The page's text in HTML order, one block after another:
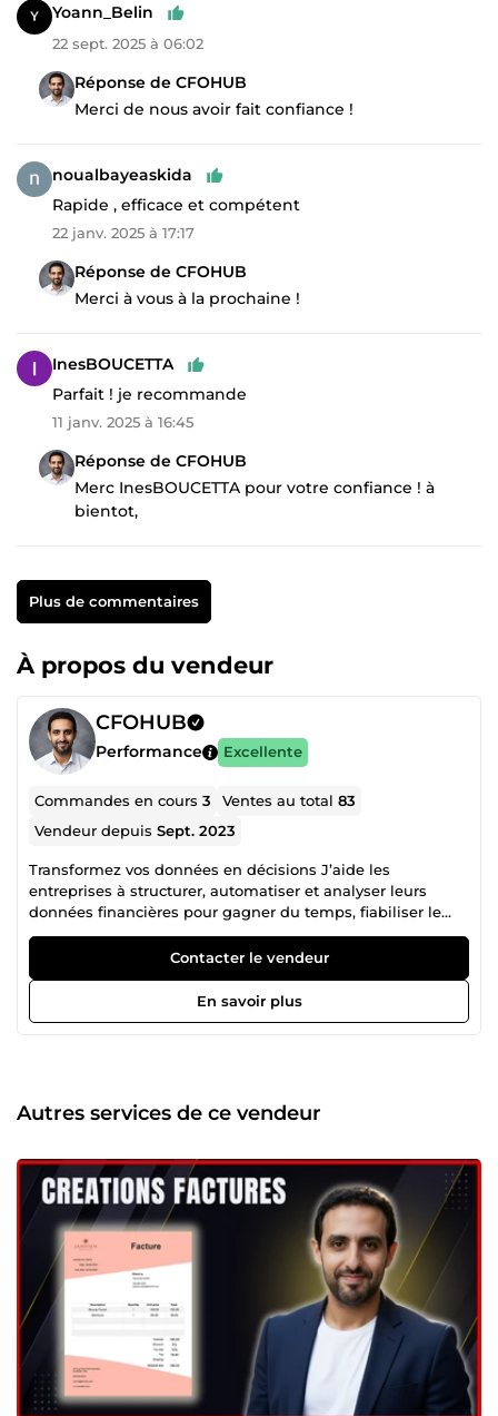
Yoann_Belin
22 sept. 2025 à 06:02
Réponse de CFOHUB
Merci de nous avoir fait confiance !
noualbayeaskida
Rapide , efficace et compétent
22 janv. 2025 à 17:17
Réponse de CFOHUB
Merci à vous à la prochaine !
InesBOUCETTA
Parfait ! je recommande
11 janv. 2025 à 16:45
Réponse de CFOHUB
Merc InesBOUCETTA pour votre confiance ! à
bientot,
Plus de commentaires
À propos du vendeur
CFOHUB
Performance Excellente
Commandes en cours3 Ventes au total83
Vendeur depuisSept. 2023
Transformez vos données en décisions J’aide les
entreprises à structurer, automatiser et analyser leurs
données financières pour gagner du temps, fiabiliser le
reporting et piloter la performance. ✔️ +50 projets livrés ✔️
Reporting financier Excel &amp; Power BI ✔️
Automatisation finance (Power Query, macros) ✔️ Décisions
basées sur des chiffres fiables 🚀 Mes services Suivi de la
performance, trésorerie, rentabilité, budgets. Facturation,
garantis Zéro erreur manuelle Outils financiers prêts à
l’emploi Réponse rapide, projets urgents possibles 📞
Contacter le vendeur
En savoir plus
Autres services de ce vendeur